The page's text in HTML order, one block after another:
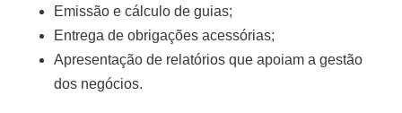
Emissão e cálculo de guias;
Entrega de obrigações acessórias;
Apresentação de relatórios que apoiam a gestão
dos negócios.